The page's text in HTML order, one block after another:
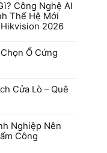
Công Nghệ AI
Thế Hệ Mới
2026
Ổ Cứng
Cửa Lò – Quê
Nghiệp Nên
Công